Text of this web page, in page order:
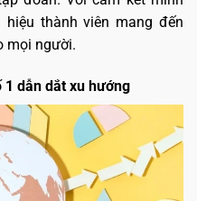
thành viên mang đến
mọi người.
1 dẫn dắt xu hướng